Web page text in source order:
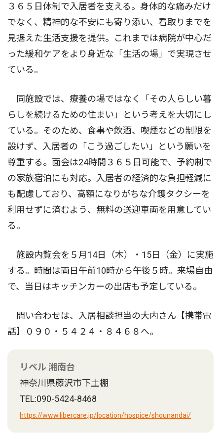
３６５日体制で入居者を支える。身体的な痛みだけ
でなく、精神的な不安にも寄り添い、看取りまでを
見据えた生活支援を提供。これまでは病院が中心だ
った緩和ケアをより身近な「生活の場」で実現させ
ている。
同施設では、療養の場ではなく「その人らしい暮
らしを続けるための住まい」という考えを大切にし
ている。そのため、食事や飲酒、喫煙などの制限を
設けず、入居者の「こう過ごしたい」という願いを
尊重する。面会は24時間３６５日可能で、予約制で
の家族宿泊にも対応。入居者の経済的な負担軽減に
も配慮しており、高額になりがちな介護タクシーを
利用せずに済むよう、無料の送迎車両を用意してい
る。
施設内覧会を５月14日（木）・15日（金）に実施
する。時間は両日午前10時から午後５時。来場自由
で、当日はキッチンカーの出店も予定している。
問い合わせは、入居相談担当の大内さん【携帯電
話】０９０・５４２４・８４６８へ。
リベル 湘南台
神奈川県藤沢市下土棚
TEL:090-5424-8468
https://www.libercare.jp/location/hospice/shounandai/